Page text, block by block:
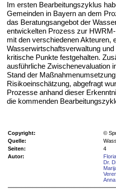
Im ersten Bearbeitungszyklus
Gemeinden in Bayern an dem
das Beratungsangebot der
entwickelten Prozess zur
mit den verschiedenen Akteuren,
Wasserwirtschaftsverwaltung
kritische Punkte festgehalten.
ausführliche Zwischenevaluation
Stand der
Risikoeinschätzung, abgefragt
Prozesse anhand dieser
die kommenden
Copyright:
©
Quelle:
Seiten:
4
Autor:
Dr.